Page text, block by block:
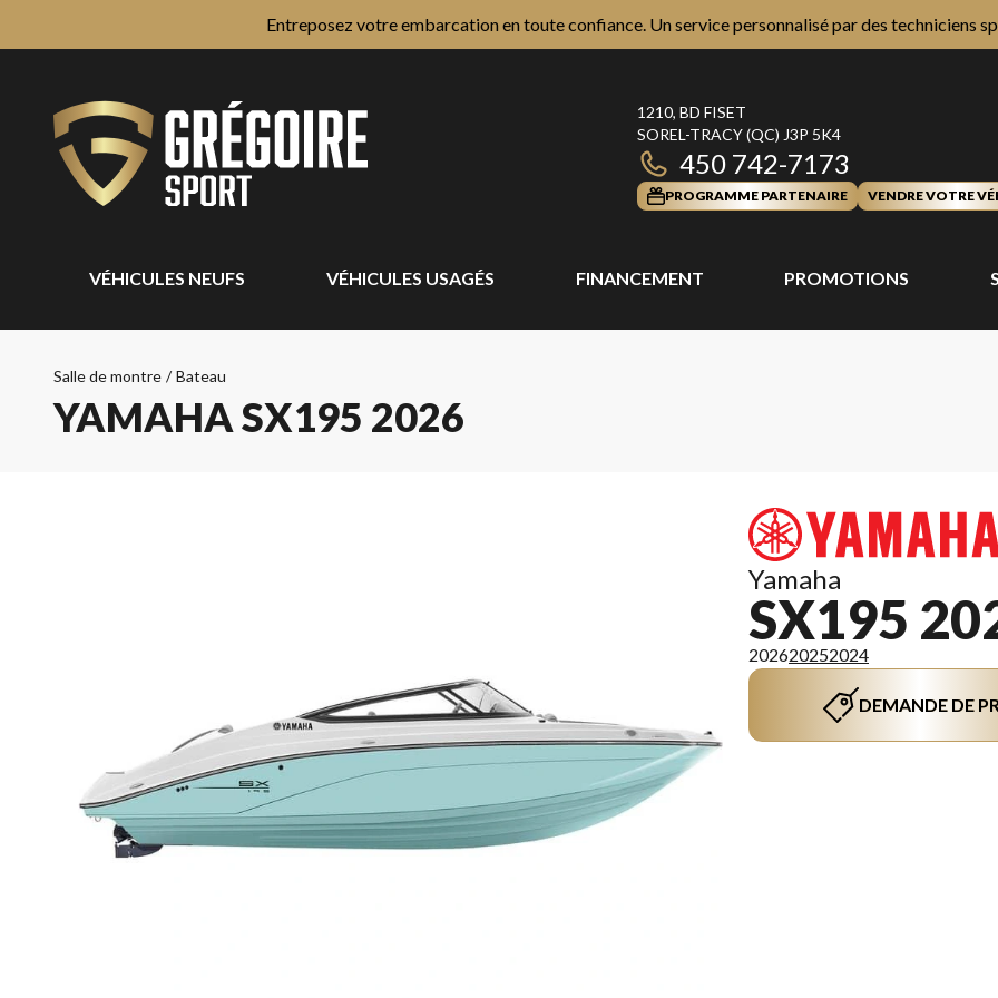
Entreposez votre embarcation en toute confiance. Un service personnalisé par des techniciens
1210, BD FISET
SOREL-TRACY(QC) J3P 5K4
450 742-7173
PROGRAMME PARTENAIRE VENDRE VOTRE
VÉHICULES NEUFS VÉHICULES USAGÉS FINANCEMENT PROMOTIONS
Salle de montre / Bateau
YAMAHA SX195 2026
Yamaha
SX195
202620252024
DEMANDE DE